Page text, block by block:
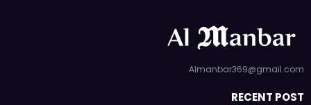
Almanbar369@gmail.com
RECENT POST